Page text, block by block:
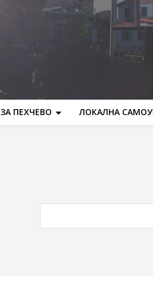
ЗА ПЕХЧЕВО ЛОКАЛНА